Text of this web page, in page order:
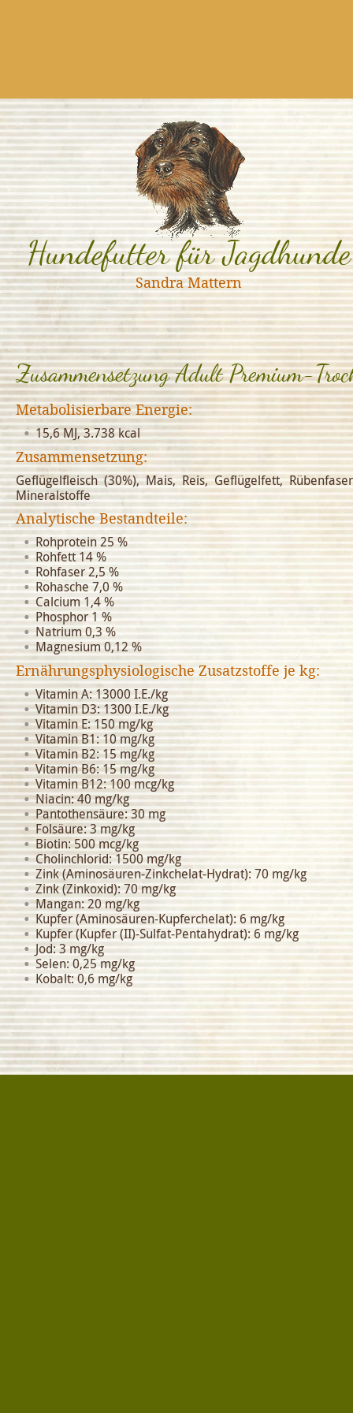
Hundefutter für Jagdhunde
Sandra Mattern
Zusammensetzung Adult Premium-
Metabolisierbare Energie:
15,6 MJ, 3.738 kcal
Zusammensetzung:
Geflügelfleisch (30%), Mais, Reis, Geflügelfett,
Mineralstoffe
Analytische Bestandteile:
Rohprotein 25 %
Rohfett 14 %
Rohfaser 2,5 %
Rohasche 7,0 %
Calcium 1,4 %
Phosphor 1 %
Natrium 0,3 %
Magnesium 0,12 %
Ernährungsphysiologische Zusatzstoffe je kg:
Vitamin A: 13000 I.E./kg
Vitamin D3: 1300 I.E./kg
Vitamin E: 150 mg/kg
Vitamin B1: 10 mg/kg
Vitamin B2: 15 mg/kg
Vitamin B6: 15 mg/kg
Vitamin B12: 100 mcg/kg
Niacin: 40 mg/kg
Pantothensäure: 30 mg
Folsäure: 3 mg/kg
Biotin: 500 mcg/kg
Cholinchlorid: 1500 mg/kg
Zink (Aminosäuren-Zinkchelat-Hydrat): 70 mg/kg
Zink (Zinkoxid): 70 mg/kg
Mangan: 20 mg/kg
Kupfer (Aminosäuren-Kupferchelat): 6 mg/kg
Kupfer (Kupfer (II)-Sulfat-Pentahydrat): 6 mg/kg
Jod: 3 mg/kg
Selen: 0,25 mg/kg
Kobalt: 0,6 mg/kg